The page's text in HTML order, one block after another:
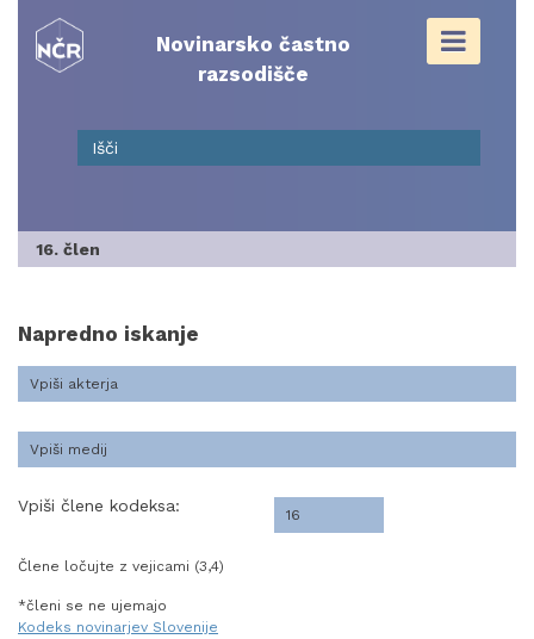
content
Novinarsko častno
razsodišče
16. člen
Napredno iskanje
Vpiši člene kodeksa:
Člene ločujte z vejicami (3,4)
*členi se ne ujemajo
Kodeks novinarjev Slovenije